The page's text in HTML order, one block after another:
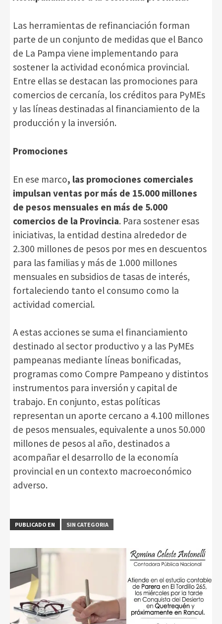
Las herramientas de refinanciación forman
parte de un conjunto de medidas que el Banco
de La Pampa viene implementando para
sostener la actividad económica provincial.
Entre ellas se destacan las promociones para
comercios de cercanía, los créditos para PyMEs
y las líneas destinadas al financiamiento de la
producción y la inversión.
Promociones
En ese marco, las promociones comerciales
impulsan ventas por más de 15.000 millones
de pesos mensuales en más de 5.000
comercios de la Provincia. Para sostener esas
iniciativas, la entidad destina alrededor de
2.300 millones de pesos por mes en descuentos
para las familias y más de 1.000 millones
mensuales en subsidios de tasas de interés,
fortaleciendo tanto el consumo como la
actividad comercial.
A estas acciones se suma el financiamiento
destinado al sector productivo y a las PyMEs
pampeanas mediante líneas bonificadas,
programas como Compre Pampeano y distintos
instrumentos para inversión y capital de
trabajo. En conjunto, estas políticas
representan un aporte cercano a 4.100 millones
de pesos mensuales, equivalente a unos 50.000
millones de pesos al año, destinados a
acompañar el desarrollo de la economía
provincial en un contexto macroeconómico
adverso.
PUBLICADO EN SIN CATEGORIA